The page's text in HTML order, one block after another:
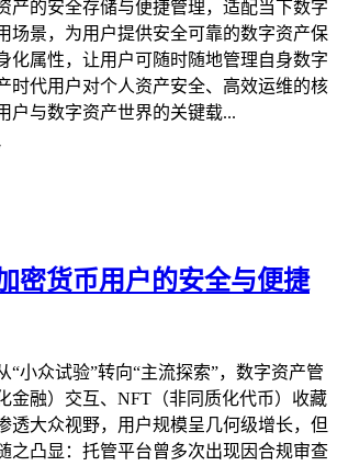
产的安全存储与便捷管理，适配当下数字
场景，为用户提供安全可靠的数字资产保
化属性，让用户可随时随地管理自身数字
时代用户对个人资产安全、高效运维的核
户与数字资产世界的关键载...
密货币用户的安全与便捷
“小众试验”转向“主流探索”，数字资产管
金融）交互、NFT（非同质化代币）收藏
透大众视野，用户规模呈几何级增长，但
之凸显：托管平台曾多次出现因合规审查